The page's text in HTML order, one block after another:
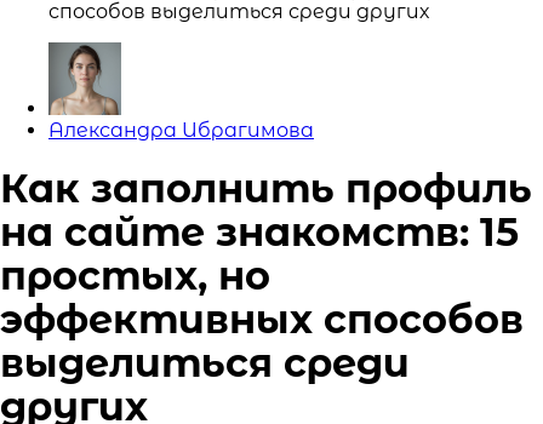
Posted
Александра Ибрагимова
Как заполнить профиль
на сайте знакомств: 15
простых, но
эффективных способов
выделиться среди
других